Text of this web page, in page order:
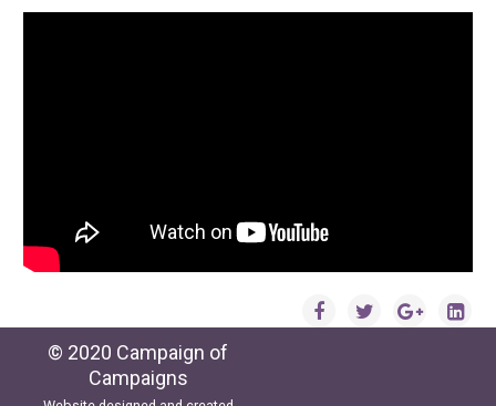
© 2020 Campaign of
Campaigns